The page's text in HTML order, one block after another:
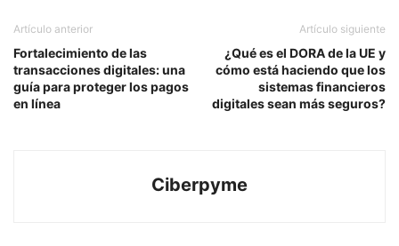
Artículo anterior
Fortalecimiento de las
transacciones digitales: una
guía para proteger los pagos
en línea
Artículo siguiente
¿Qué es el DORA de la UE y
cómo está haciendo que los
sistemas financieros
digitales sean más seguros?
Ciberpyme